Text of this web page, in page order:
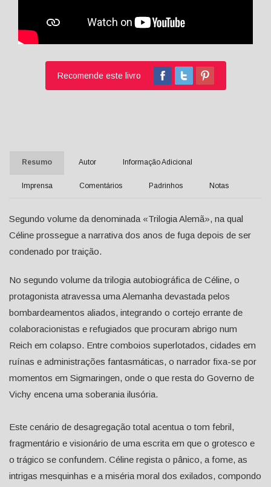
Recomende este livro
Resumo Autor Informação Adicional
Imprensa Comentários Padrinhos Notas
Segundo volume da denominada «Trilogia Alemã», na qual
Céline prossegue a narrativa dos anos de fuga depois de ser
condenado por traição.
No segundo volume da trilogia autobiográfica de Céline, o
protagonista atravessa uma Alemanha devastada pelos
bombardeamentos aliados, integrando o cortejo errante de
colaboracionistas e refugiados que procuram abrigo num
Reich em colapso. Entre comboios superlotados, cidades em
ruínas e administrações fantasmáticas, o narrador fixa-se por
momentos em Sigmaringen, onde o que resta do Governo de
Vichy encena uma soberania ilusória.
Este cenário de desagregação total acentua o tom febril,
fragmentário e visionário de uma escrita em que o grotesco e
o trágico se confundem. Céline regista o pânico, a fome, as
intrigas mesquinhas e a miséria moral dos exilados, compondo